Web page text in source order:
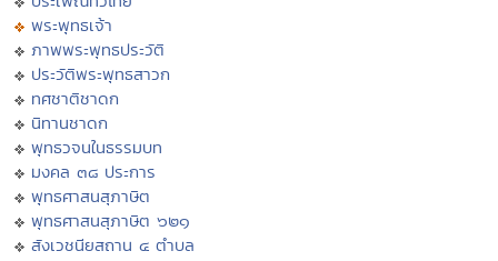
พระพุทธเจ้า
ภาพพระพุทธประวัติ
ประวัติพระพุทธสาวก
ทศชาติชาดก
นิทานชาดก
พุทธวจนในธรรมบท
มงคล ๓๘ ประการ
พุทธศาสนสุภาษิต
พุทธศาสนสุภาษิต ๖๒๑
สังเวชนียสถาน ๔ ตำบล